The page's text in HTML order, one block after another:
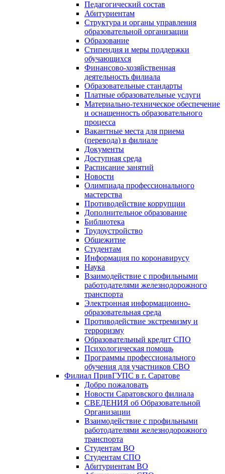
Педагогический состав
Абитуриентам
Структура и органы управления
образовательной организации
Образование
Стипендия и меры поддержки
обучающихся
Финансово-хозяйственная
деятельность филиала
Образовательные стандарты
Платные образовательные услуги
Материально-техническое обеспечение
и оснащенность образовательного
процесса
Вакантные места для приема
(перевода) в филиале
Документы
Доступная среда
Расписание занятий
Новости
Олимпиада профессионального
мастерства
Противодействие коррупции
Дополнительное образование
Библиотека
Трудоустройство
Общежитие
Студентам
Информация по коронавирусу
Наука
Взаимодействие с профильными
работодателями железнодорожного
транспорта
Электронная информационно-
образовательная среда
Противодействие экстремизму и
терроризму
Образовательный кредит СПО
Психологическая помощь
Программы профессионального
обучения для участников СВО
Филиал ПривГУПС в г. Саратове
Добро пожаловать
Новости Саратовского филиала
СВЕДЕНИЯ об Образовательной
Организации
Взаимодействие с профильными
работодателями железнодорожного
транспорта
Студентам ВО
Студентам СПО
Абитуриентам ВО